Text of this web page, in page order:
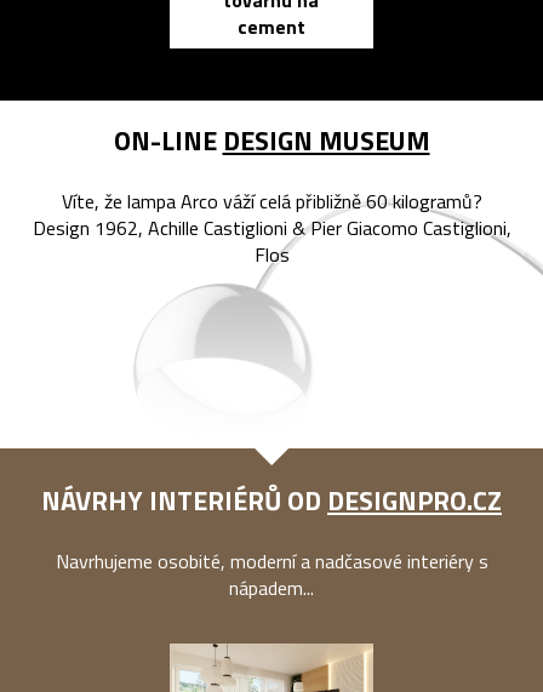
cement
ON-LINE DESIGN MUSEUM
Víte, že lampa Arco váží celá přibližně 60 kilogramů?
Design 1962, Achille Castiglioni & Pier Giacomo Castiglioni,
Flos
NÁVRHY INTERIÉRŮ OD DESIGNPRO.CZ
Navrhujeme osobité, moderní a nadčasové interiéry s
nápadem...